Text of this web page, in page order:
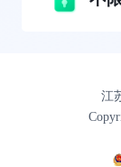
江